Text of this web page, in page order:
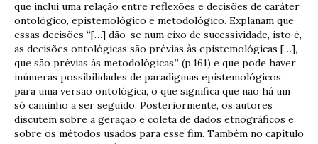
que inclui uma relação entre reflexões e decisões de caráter
ontológico, epistemológico e metodológico. Explanam que
essas decisões “[…] dão-se num eixo de sucessividade, isto é,
as decisões ontológicas são prévias às epistemológicas […],
que são prévias às metodológicas.” (p.161) e que pode haver
inúmeras possibilidades de paradigmas epistemológicos
para uma versão ontológica, o que significa que não há um
só caminho a ser seguido. Posteriormente, os autores
discutem sobre a geração e coleta de dados etnográficos e
sobre os métodos usados para esse fim. Também no capítulo